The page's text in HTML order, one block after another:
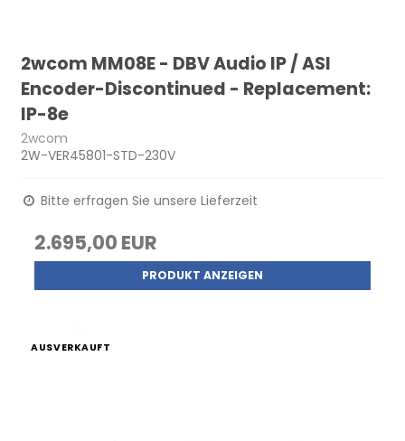
2wcom MM08E - DBV Audio IP / ASI
Encoder-Discontinued - Replacement:
IP-8e
2wcom
2W-VER45801-STD-230V
Bitte erfragen Sie unsere Lieferzeit
2.695,00 EUR
PRODUKT ANZEIGEN
AUSVERKAUFT